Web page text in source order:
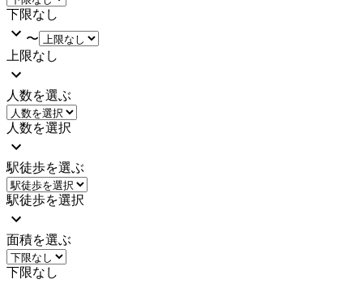
下限なし
〜
上限なし
人数を選ぶ
人数を選択
駅徒歩を選ぶ
駅徒歩を選択
面積を選ぶ
下限なし